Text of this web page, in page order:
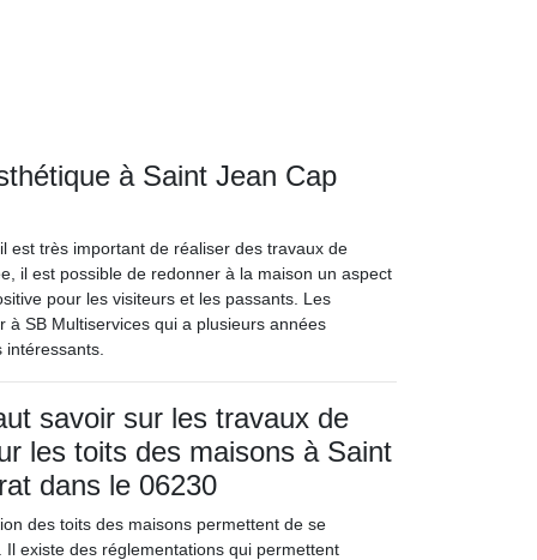
à Saint Jean Cap
est très important de réaliser des travaux de
il est possible de redonner à la maison un aspect
pour les visiteurs et les passants. Les
SB Multiservices qui a plusieurs années
savoir sur les travaux de
les toits des maisons à Saint
dans le 06230
des toits des maisons permettent de se
existe des réglementations qui permettent